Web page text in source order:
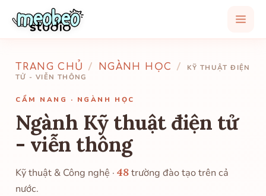
TRANG CHỦ / NGÀNH HỌC /
KỸ THUẬT ĐIỆN
TỬ - VIỄN THÔNG
CẨM NANG · NGÀNH HỌC
Ngành Kỹ thuật điện tử
- viễn thông
Kỹ thuật & Công nghệ · 48trường đào tạo trên cả
nước.